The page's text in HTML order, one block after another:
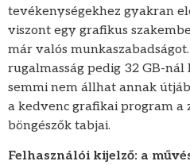
tevékenységekhez gyakran
viszont egy grafikus
már valós
rugalmasság pedig 32 GB-
semmi nem állhat annak
a kedvenc grafikai program a
böngészők tabjai.
Felhasználói kijelző: a